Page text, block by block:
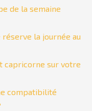
de la semaine
la journée au
capricorne sur votre
compatibilité